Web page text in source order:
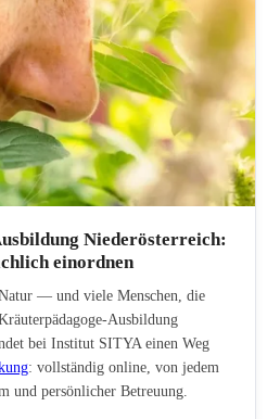
Niederösterreich:
einordnen
— und viele Menschen, die
Ausbildung
bei Institut SITYA einen Weg
: vollständig online, von jedem
und persönlicher Betreuung.